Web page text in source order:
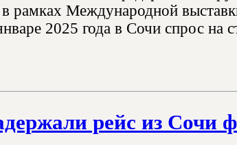
рамках Международной
2025 года в Сочи спрос на
рейс из Сочи